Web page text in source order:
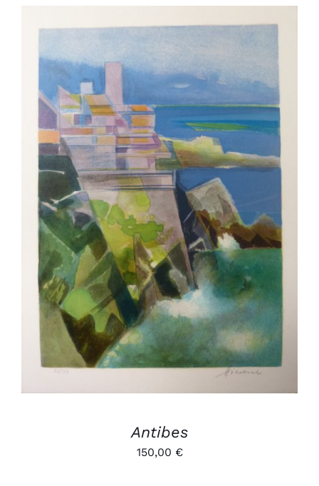
AJOUTER AU PANIER
DÉTAILS
Antibes
150,00 €